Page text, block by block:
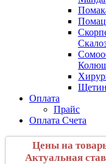
Оплата
Прайс
Оплата Счета
Цены на
Актуальная